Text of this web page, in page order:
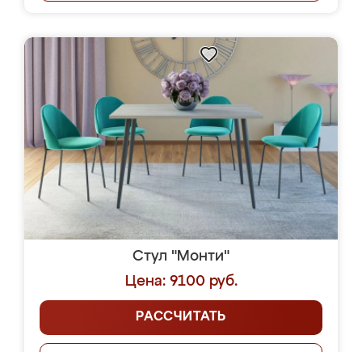
Стул "Монти"
Цена: 9100 руб.
РАССЧИТАТЬ